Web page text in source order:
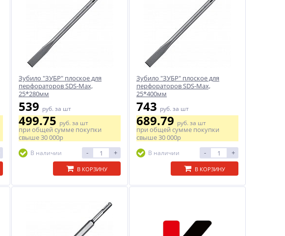
Зубило "ЗУБР" плоское для
перфораторов SDS-Maх,
25*280мм
539 руб. за шт
499.75руб. за шт
при общей сумме покупки
свыше30 000р
В наличии - +
В КОРЗИНУ
Зубило "ЗУБР" плоское для
перфораторов SDS-Maх,
25*400мм
743 руб. за шт
689.79руб. за шт
при общей сумме покупки
свыше30 000р
В наличии - +
В КОРЗИНУ